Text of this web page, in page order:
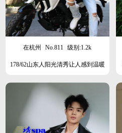
在杭州 No.811 级别:1.2k
178/62山东人阳光清秀让人感到温暖